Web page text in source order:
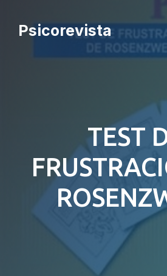
Psicorevista
TEST